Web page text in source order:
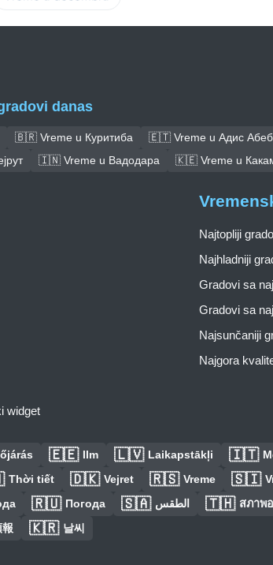
danas
🇧🇷 Vreme u Куритиба 🇪🇹 Vreme u Адис
🇮🇳 Vreme u Вадодара 🇰🇪 Vreme u
widget
Najtopliji
Najhladniji
Gradovi sa
Gradovi sa
Najsunčaniji
Najgora
🇪🇪 Ilm 🇱🇻 Laikapstākļi 🇮🇹
Thời tiết 🇩🇰 Vejret 🇷🇸 Vreme 🇸🇮
🇷🇺 Погода 🇸🇦 الطقس 🇹🇭 สภาพ
🇰🇷 날씨